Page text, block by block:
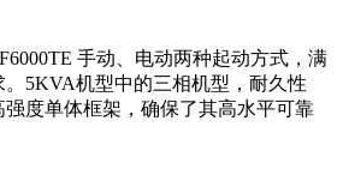
手动、电动两种起动方式，满
5KVA机型中的三相机型，耐久性
度单体框架，确保了其高水平可靠